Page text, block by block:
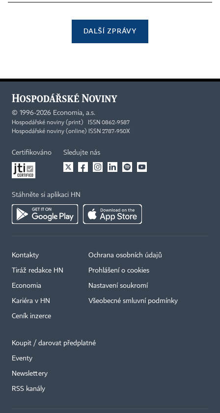
DALŠÍ ZPRÁVY
© 1996-2026 Economia, a.s.
Hospodářské noviny (print) ISSN 0862-9587
Hospodářské noviny (online) ISSN 2787-950X
Certifikováno Sledujte nás
Stáhněte si aplikaci HN
Kontakty
Tiráž redakce HN
Economia
Kariéra v HN
Ceník inzerce
Ochrana osobních údajů
Prohlášení o cookies
Nastavení soukromí
Všeobecné smluvní podmínky
Koupit / darovat předplatné
Eventy
Newslettery
RSS kanály